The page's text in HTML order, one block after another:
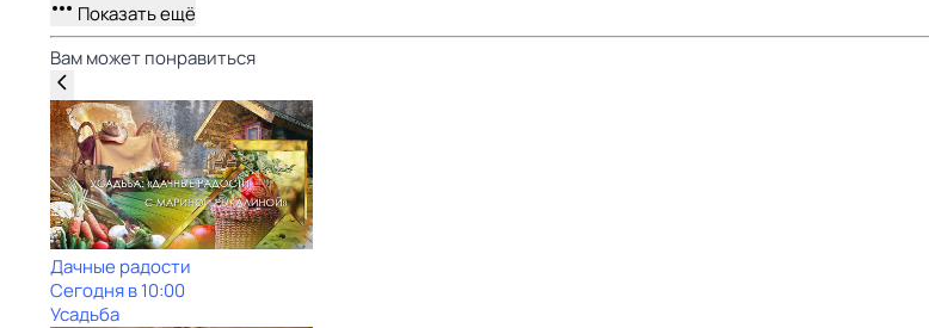
Показать ещё
Вам может понравиться
Дачные радости
Сегодня в 10:00
Усадьба